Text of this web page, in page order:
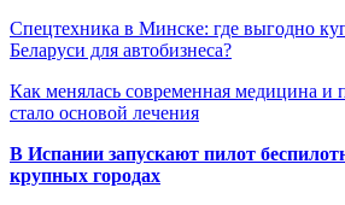
Спецтехника в Минске: где выгодно
Беларуси для автобизнеса?
Как менялась современная медицина и
стало основой лечения
В Испании запускают пилот
крупных городах